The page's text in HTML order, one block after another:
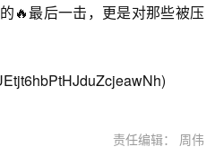
🔥最后一击，更是对那些被压
责任编辑： 周伟